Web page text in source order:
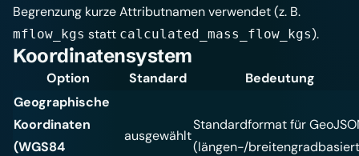
Begrenzung kurze Attributnamen verwendet (z. B.
mflow_kgs statt calculated_mass_flow_kgs).
Koordinatensystem
Option Standard
Bedeutung
Geographische
Koordinaten
(WGS84
ausgewählt
Standardformat für
(längen-/